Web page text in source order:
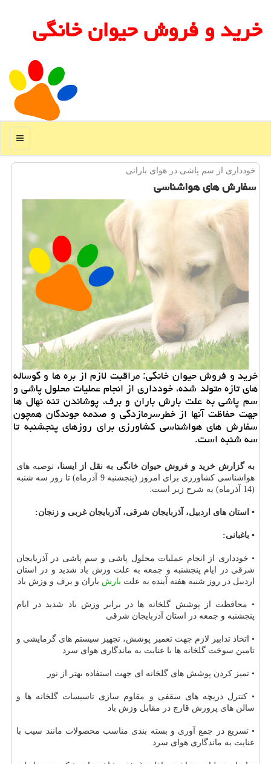
خرید و فروش حیوان خانگی
منو
خودداری از سم پاشی در هوای بارانی
سفارش های هواشناسی
خرید و فروش حیوان خانگی: مراقبت لازم از بره ها و گوساله
های تازه متولد شده، خودداری از انجام عملیات محلول پاشی و
سم پاشی به علت بارش باران و برف، پوشاندن تنه نهال ها
جهت حفاظت آنها از خطرسرمازدگی و صدمه جوندگان همچون
سفارش های هواشناسی كشاورزی برای روزهای پنجشنبه تا
سه شنبه است.
به گزارش خرید و فروش حیوان خانگی به نقل از ایسنا،توصیه های
هواشناسی كشاورزی برای امروز (پنجشنبه 9 آذرماه) تا روز سه شنبه
(14 آذرماه) به شرح زیر است:
• استان های اردبیل، آذربایجان شرقی، آذربایجان غربی و زنجان:
• باغبانی:
• خودداری از انجام عملیات محلول پاشی و سم پاشی در آذربایجان
شرقی در ایام پنجشنبه و جمعه به علت وزش باد شدید و در استان
اردبیل در روز شنبه هفته آینده به علت بارش باران و برف و وزش باد
• محافظت از پوشش گلخانه ها در برابر وزش باد شدید در ایام
پنجشنبه و جمعه در استان آذربایجان شرقی
• اتخاذ تدابیر لازم جهت تعمیر پوشش، تجهیز سیستم های گرمایشی و
تامین سوخت گلخانه ها با عنایت به ماندگاری هوای سرد
• تمیز كردن پوشش های گلخانه ای جهت استفاده بهتر از نور
• كنترل دریچه های سقفی و مقاوم سازی تاسیسات گلخانه ها و
سالن های پرورش قارچ در مقابل وزش باد
• تسریع در جمع آوری و بسته بندی مناسب محصولات مانند سیب با
عنایت به ماندگاری هوای سرد